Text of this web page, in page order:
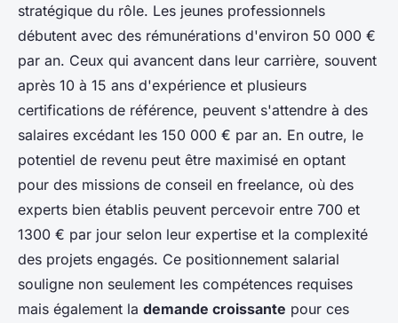
stratégique du rôle. Les jeunes professionnels
débutent avec des rémunérations d'environ 50 000 €
par an. Ceux qui avancent dans leur carrière, souvent
après 10 à 15 ans d'expérience et plusieurs
certifications de référence, peuvent s'attendre à des
salaires excédant les 150 000 € par an. En outre, le
potentiel de revenu peut être maximisé en optant
pour des missions de conseil en freelance, où des
experts bien établis peuvent percevoir entre 700 et
1300 € par jour selon leur expertise et la complexité
des projets engagés. Ce positionnement salarial
souligne non seulement les compétences requises
mais également la demande croissante pour ces